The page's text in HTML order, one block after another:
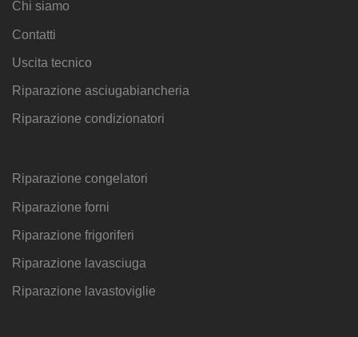
Chi siamo
Contatti
Uscita tecnico
Riparazione asciugabiancheria
Riparazione condizionatori
Riparazione congelatori
Riparazione forni
Riparazione frigoriferi
Riparazione lavasciuga
Riparazione lavastoviglie